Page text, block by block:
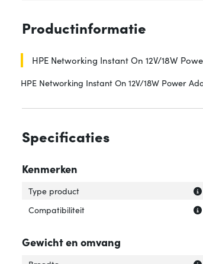
Productinformatie
HPE Networking Instant On 12V/18W
HPE Networking Instant On 12V/18W Power
Specificaties
Kenmerken
Type product
Compatibiliteit
Gewicht en omvang